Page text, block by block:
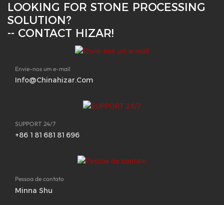
LOOKING FOR STONE PROCESSING
SOLUTION?
-- CONTACT HIZAR!
Envie-nos um e-mail
Info@chinahizar.com
SUPPORT 24/7
+86 18168181696
Pessoa de contato
Minna Shu